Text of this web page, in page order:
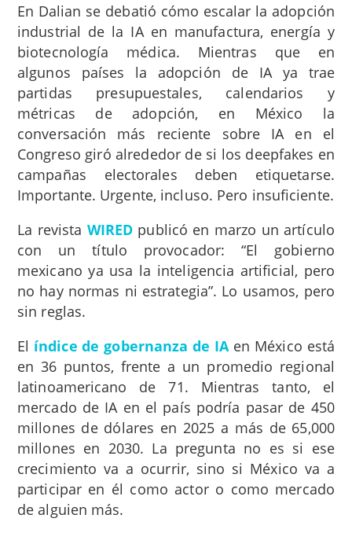
En Dalian se debatió cómo escalar la adopción
industrial de la IA en manufactura, energía y
biotecnología médica. Mientras que en
algunos países la adopción de IA ya trae
partidas presupuestales, calendarios y
métricas de adopción, en México la
conversación más reciente sobre IA en el
Congreso giró alrededor de si los deepfakes en
campañas electorales deben etiquetarse.
Importante. Urgente, incluso. Pero insuficiente.
La revista WIRED publicó en marzo un artículo
con un título provocador: “El gobierno
mexicano ya usa la inteligencia artificial, pero
no hay normas ni estrategia”. Lo usamos, pero
sin reglas.
El índice de gobernanza de IA en México está
en 36 puntos, frente a un promedio regional
latinoamericano de 71. Mientras tanto, el
mercado de IA en el país podría pasar de 450
millones de dólares en 2025 a más de 65,000
millones en 2030. La pregunta no es si ese
crecimiento va a ocurrir, sino si México va a
participar en él como actor o como mercado
de alguien más.